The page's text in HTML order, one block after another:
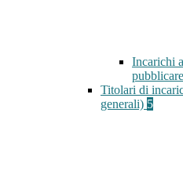
Incarichi
Titolari di
generali) 5